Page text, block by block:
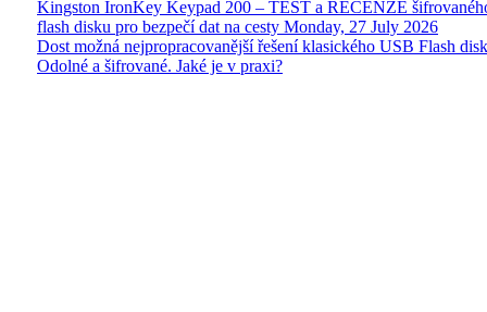
Kingston IronKey Keypad 200 – TEST a RECENZE
flash disku pro bezpečí dat na cesty Monday, 27 July 2026
Dost možná nejpropracovanější řešení klasického USB Flash
Odolné a šifrované. Jaké je v praxi?